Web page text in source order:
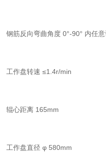
钢筋反向弯曲角度 0°-90° 内任
工作盘转速 ≤1.4r/min
辊心距离 165mm
工作盘直径 φ 580mm